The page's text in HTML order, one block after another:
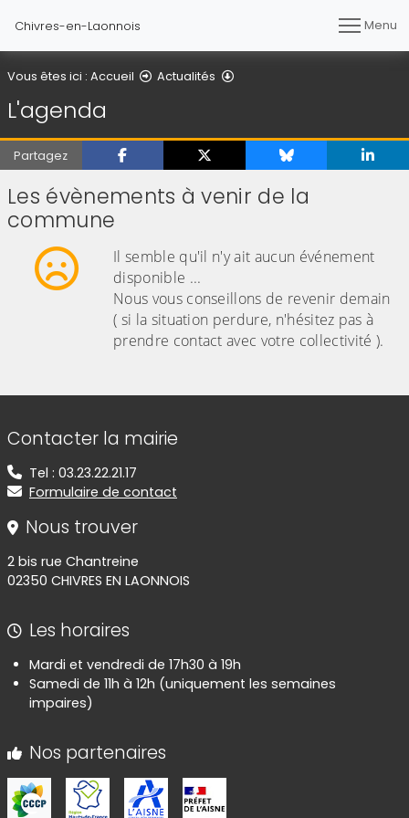
Chivres-en-Laonnois Menu
Vous êtes ici : Accueil Actualités
L'agenda
Partagez
Les évènements à venir de la
commune
Il semble qu'il n'y ait aucun événement
disponible ...
Nous vous conseillons de revenir demain
( si la situation perdure, n'hésitez pas à
prendre contact avec votre collectivité ).
Informations de contact
Contacter la mairie
Tel : 03.23.22.21.17
Formulaire de contact
Nous trouver
2 bis rue Chantreine
02350 CHIVRES EN LAONNOIS
Les horaires
Mardi et vendredi de 17h30 à 19h
Samedi de 11h à 12h (uniquement les semaines
impaires)
Nos partenaires